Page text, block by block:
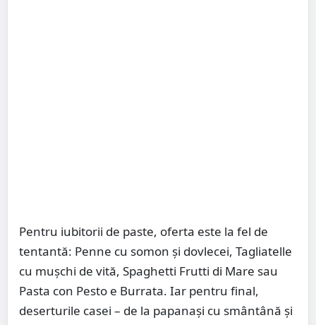
Pentru iubitorii de paste, oferta este la fel de
tentantă: Penne cu somon și dovlecei, Tagliatelle
cu mușchi de vită, Spaghetti Frutti di Mare sau
Pasta con Pesto e Burrata. Iar pentru final,
deserturile casei – de la papanași cu smântână și